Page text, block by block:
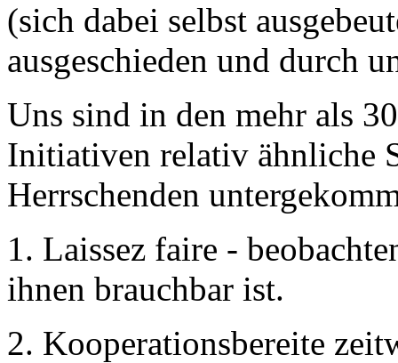
(sich dabei selbst
ausgeschieden und durch
Uns sind in den mehr als
Initiativen relativ ähnliche
Herrschenden
1. Laissez faire -
ihnen brauchbar ist.
2. Kooperationsbereite